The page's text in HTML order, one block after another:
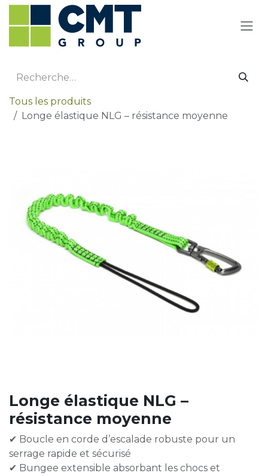
Se rendre au contenu
Tous les produits
Longe élastique NLG – résistance moyenne
Longe élastique NLG –
résistance moyenne
✔ Boucle en corde d’escalade robuste pour un
serrage rapide et sécurisé
✔ Bungee extensible absorbant les chocs et